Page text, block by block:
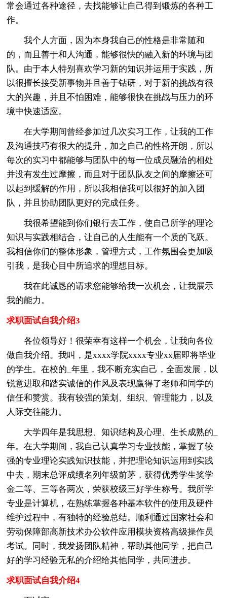
常会通过各种途径，去找能够让自己得到锻炼的各种工
作。
我个人方面，因为本身我自己的性格是非常随和
的，而且善于和人沟通，能够很快的融入新的环境与团
队。由于本人特别喜欢学习新的知识并运用于实践，所
以很擅长接受新事物并且善于钻研，对于新的挑战有很
大的兴趣，并且不怕困难，能够很快在挑战与压力的环
境中快速适应。
在大学期间曾经参加过几次实习工作，让我的工作
及沟通技巧有很大的提升，加之自己的性格开朗，所以
每次的实习中都能够与团队中的每一位成员融洽的相处
并没有发生过摩擦，而且对于团队队友之间的摩擦还可
以起到缓解的作用，所以我相信我可以很好的加入团
队，并且协助团队更好的完成任务。
我很希望能到你们银行去工作，使自己所学的理论
知识与实践相结合，让自己的人生能有一个质的飞跃。
我相信你们的整体形象，管理方式，工作氛围会更加吸
引我，是我心目中所追求的理想目标。
我在此诚恳的请求您能够给我一次机会，让我展示
我的能力。
求职面试自我介绍3
各位领导好！很荣幸有这样一个机会，让我向各位
做自我介绍。我叫，是xxxx学院xxxx专业xx届即将毕业
的学生。在校的_年里，我不断充实自己，全面发展，以
锐意进取和踏实诚信的作风及表现赢得了老师和同学的
信任和赞赏。我有较强的策划、组织、管理能力，以及
人际交往能力。
大学四年是我思想、知识结构及心理、生长成熟的_
年。在大学期间，我自己认真学习专业技能，掌握了较
强的专业理论实践知识技能，并把理论知识运用到实践
中去，期末总评成绩名列年级前茅，获得优秀学生奖学
金二等、三等各两次，荣获校级三好学生称号。我所学
专业是计算机，在熟练掌握各种基本软件的使用及硬件
维护过程中，有独特的经验总结。顺利通过国家社会和
劳动保障部高新技术办公软件应用模块资格高级操作员
考试。同时，我发扬团队精神，帮助其他同学，把自己
好的学习经验无私的介绍给其他同学，共同进步。
求职面试自我介绍4